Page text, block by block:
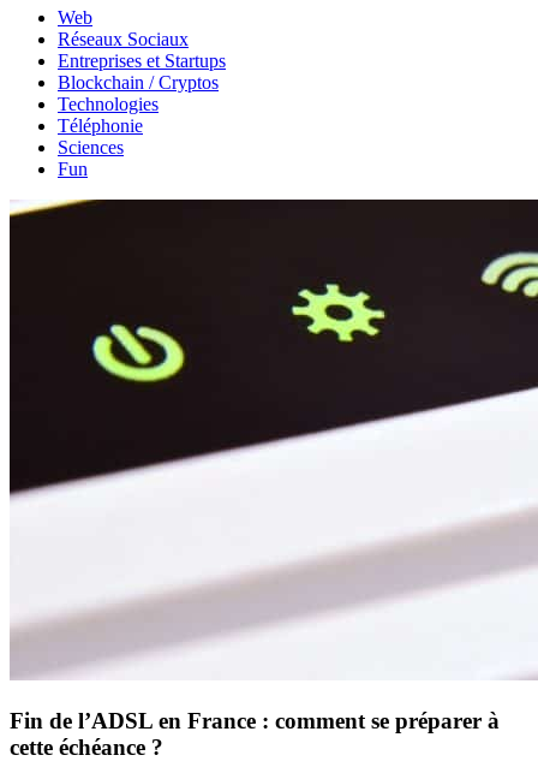
Web
Réseaux Sociaux
Entreprises et Startups
Blockchain / Cryptos
Technologies
Téléphonie
Sciences
Fun
Fin de l’ADSL en France : comment se préparer à
cette échéance ?